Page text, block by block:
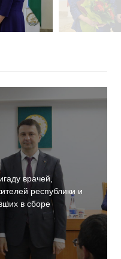
врачей,
республики и
в сборе